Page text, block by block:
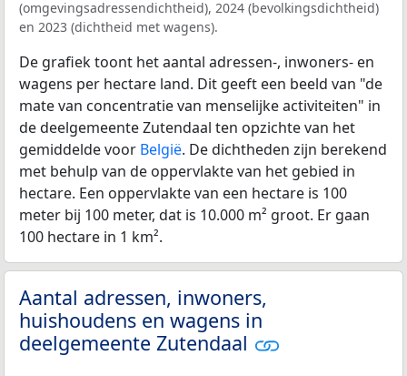
(omgevingsadressendichtheid), 2024 (bevolkingsdichtheid)
en 2023 (dichtheid met wagens).
De grafiek toont het aantal adressen-, inwoners- en
wagens per hectare land. Dit geeft een beeld van "de
mate van concentratie van menselijke activiteiten" in
de deelgemeente Zutendaal ten opzichte van het
gemiddelde voor België. De dichtheden zijn berekend
met behulp van de oppervlakte van het gebied in
hectare. Een oppervlakte van een hectare is 100
meter bij 100 meter, dat is 10.000 m² groot. Er gaan
100 hectare in 1 km².
Aantal adressen, inwoners,
huishoudens en wagens in
deelgemeente Zutendaal